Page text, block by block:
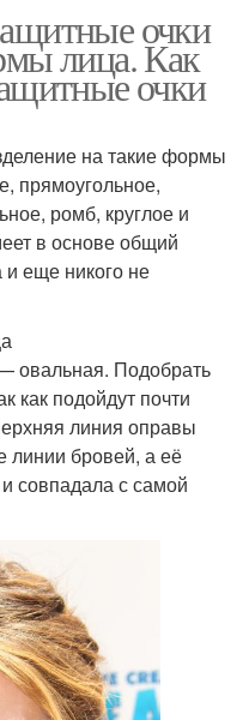
очки
лица. Как
очки
на такие формы
прямоугольное,
ромб, круглое и
в основе общий
и еще никого не
овальная. Подобрать
как подойдут почти
линия оправы
линии бровей, а её
совпадала с самой